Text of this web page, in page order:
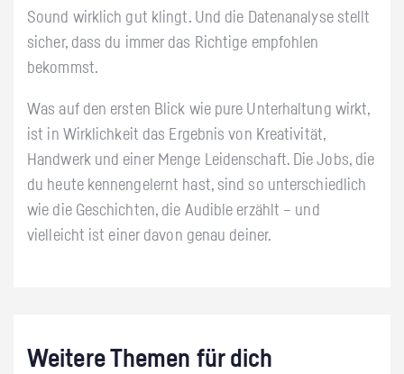
Sound wirklich gut klingt. Und die Datenanalyse stellt
sicher, dass du immer das Richtige empfohlen
bekommst.
Was auf den ersten Blick wie pure Unterhaltung wirkt,
ist in Wirklichkeit das Ergebnis von Kreativität,
Handwerk und einer Menge Leidenschaft. Die Jobs, die
du heute kennengelernt hast, sind so unterschiedlich
wie die Geschichten, die Audible erzählt – und
vielleicht ist einer davon genau deiner.
Weitere Themen für dich